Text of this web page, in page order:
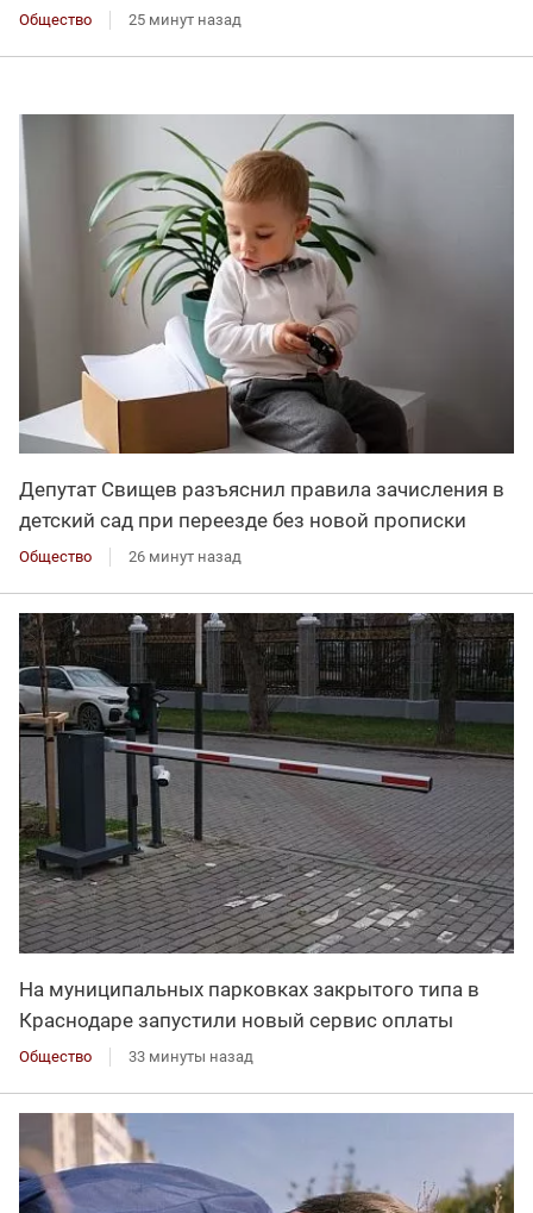
Общество 25 минут назад
Депутат Свищев разъяснил правила зачисления в
детский сад при переезде без новой прописки
Общество 26 минут назад
На муниципальных парковках закрытого типа в
Краснодаре запустили новый сервис оплаты
Общество 33 минуты назад